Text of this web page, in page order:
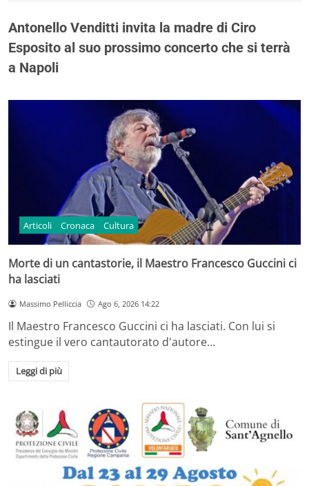
Antonello Venditti invita la madre di Ciro
Esposito al suo prossimo concerto che si terrà
a Napoli
Articoli Cronaca Cultura
Morte di un cantastorie, il Maestro Francesco Guccini ci
ha lasciati
Massimo Pelliccia Ago 6, 2026 14:22
Il Maestro Francesco Guccini ci ha lasciati. Con lui si
estingue il vero cantautorato d'autore…
Leggi di più